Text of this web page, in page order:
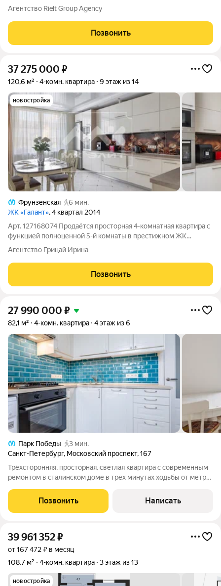
Характеристики квартиры:Площадь квартиры - 197,5 м2;
четвертый этаж; Удобная планировка: все комнаты и кухня
изолированные; косметический
Агентство Rielt Group Agency
Позвонить
37 275 000 ₽
120,6 м² 4-комн. квартира 9 этаж из 14
новостройка
Фрунзенская
6 мин.
ЖК «Галант», 4 квартал 2014
Арт. 127168074 Продаётся просторная 4-комнатная квартира с
функцией полноценной 5-й комнаты в престижном ЖК
«Галант» 2014 года. Идеальная планировка для большой семьи!
О ЖИЛОМ КОМПЛЕКСЕ: Безопасность: Закрытая территория,
круглосуточная охрана,
Агентство Грицай Ирина
Позвонить
27 990 000 ₽
82,1 м² 4-комн. квартира 4 этаж из 6
Парк Победы
3 мин.
Санкт-Петербург, Московский проспект,167
Трёхсторонняя, просторная, светлая квартира с современным
ремонтом в сталинском доме в трёх минутах ходьбы от метро
выходят на восток на Московский проспект, два - на юг и два -
на запад в тихий
Позвонить Написать
39 961 352₽
от 167 472 ₽ в месяц
108,7 м²
4-комн. квартира 3 этаж из 13
новостройка